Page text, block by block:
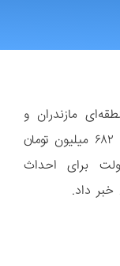
مازندران و
گلستان از جذب ۲ هزار و ۴۳۱ میلیارد و ۶۸۲ میلیون تومان
برای احداث
خبر داد.